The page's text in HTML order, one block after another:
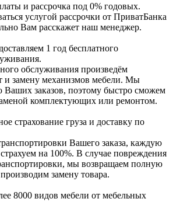
и рассрочка под 0% годовых.
услугой рассрочки от ПриватБанка
Вам расскажет наш менеджер.
1 год бесплатного
обслуживания произведём
и замену механизмов мебели. Мы
Ваших заказов, поэтому быстро сможем
комплектующих или ремонтом.
страхование груза и доставку по
Вашего заказа, каждую
на 100%. В случае повреждения
мы возвращаем полную
замену товара.
8000 видов мебели от мебельных